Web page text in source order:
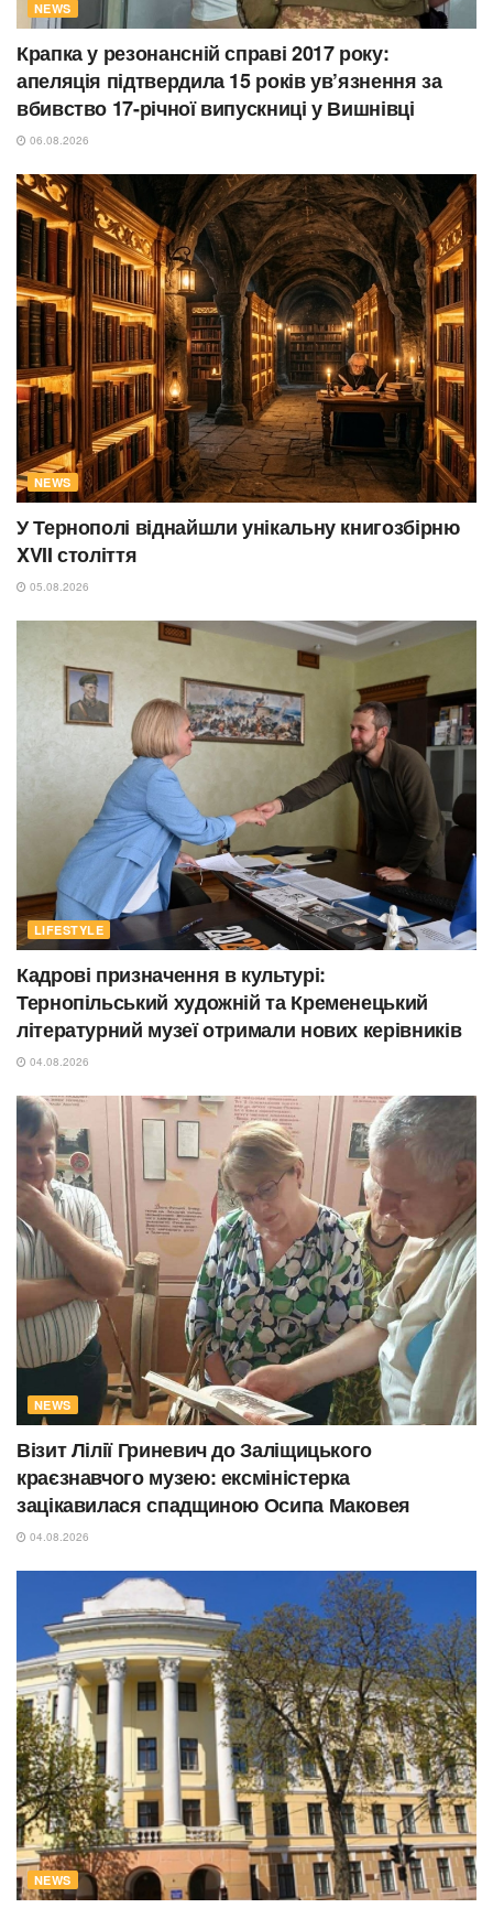
NEWS
Крапка у резонансній справі 2017 року:
апеляція підтвердила 15 років ув’язнення за
вбивство 17-річної випускниці у Вишнівці
06.08.2026
NEWS
У Тернополі віднайшли унікальну книгозбірню
XVII століття
05.08.2026
LIFESTYLE
Кадрові призначення в культурі:
Тернопільський художній та Кременецький
літературний музеї отримали нових керівників
04.08.2026
NEWS
Візит Лілії Гриневич до Заліщицького
краєзнавчого музею: ексміністерка
зацікавилася спадщиною Осипа Маковея
04.08.2026
NEWS